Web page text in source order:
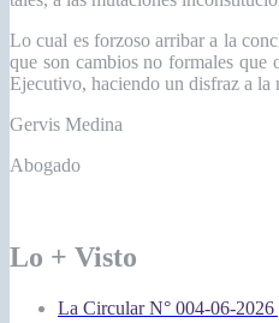
Lo cual es forzoso arribar a la
que son cambios no formales
Ejecutivo, haciendo un disfraz a la
Gervis Medina
Abogado
Lo + Visto
La Circular N° 004-06-2026